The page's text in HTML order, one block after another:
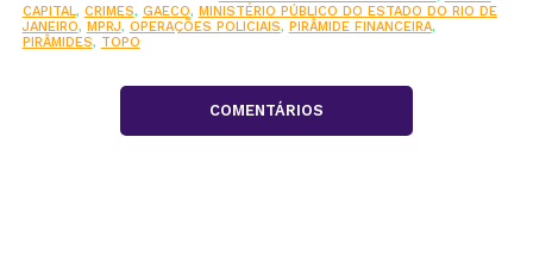
CAPITAL, CRIMES, GAECO, MINISTÉRIO PÚBLICO DO ESTADO DO RIO DE
JANEIRO, MPRJ, OPERAÇÕES POLICIAIS, PIRÂMIDE FINANCEIRA,
PIRÂMIDES, TOPO
COMENTÁRIOS